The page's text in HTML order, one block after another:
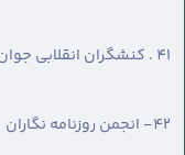
٤١ . کنشگران انقلابی جوان (کاج)
٤٢- انجمن روزنامه نگاران